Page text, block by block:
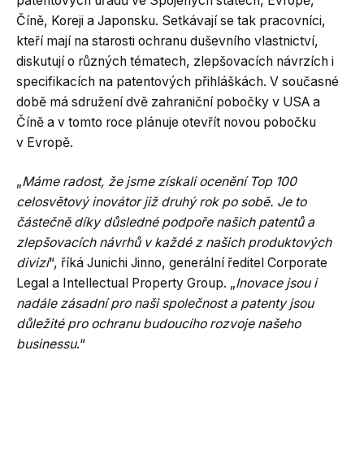
Číně, Koreji a Japonsku. Setkávají se tak pracovníci,
kteří mají na starosti ochranu duševního vlastnictví,
diskutují o různých tématech, zlepšovacích návrzích i
specifikacích na patentových přihláškách. V současné
době má sdružení dvě zahraniční pobočky v USA a
Číně a v tomto roce plánuje otevřít novou pobočku
v Evropě.
„Máme radost, že jsme získali ocenění Top 100
celosvětový inovátor již druhý rok po sobě. Je to
částečně díky důsledné podpoře našich patentů a
zlepšovacích návrhů v každé z našich produktových
divizí“, říká Junichi Jinno, generální ředitel Corporate
Legal a Intellectual Property Group. „Inovace jsou i
nadále zásadní pro naši společnost a patenty jsou
důležité pro ochranu budoucího rozvoje našeho
businessu.“